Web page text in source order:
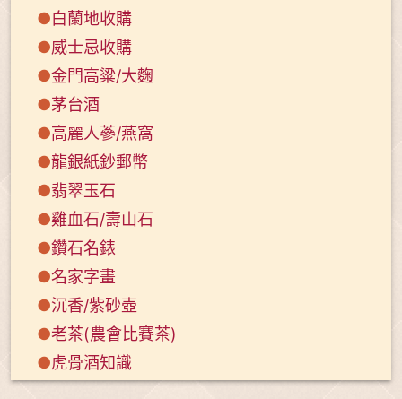
●白蘭地收購
●威士忌收購
●金門高粱/大麴
●茅台酒
●高麗人蔘/燕窩
●龍銀紙鈔郵幣
●翡翠玉石
●雞血石/壽山石
●鑽石名錶
●名家字畫
●沉香/紫砂壺
●老茶(農會比賽茶)
●虎骨酒知識